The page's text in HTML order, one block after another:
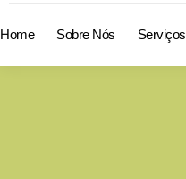
Home Sobre Nós Serviços